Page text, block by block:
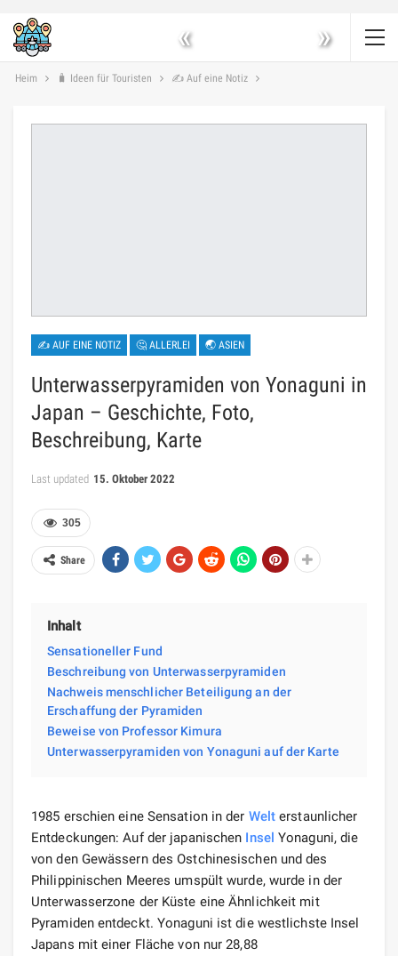
« »
Heim 🧳 Ideen für Touristen ✍ Auf eine Notiz
✍ AUF EINE NOTIZ 🤔 ALLERLEI 🌏 ASIEN
Unterwasserpyramiden von Yonaguni in
Japan – Geschichte, Foto,
Beschreibung, Karte
Last updated 15. Oktober 2022
305
Share
Inhalt
Sensationeller Fund
Beschreibung von Unterwasserpyramiden
Nachweis menschlicher Beteiligung an der
Erschaffung der Pyramiden
Beweise von Professor Kimura
Unterwasserpyramiden von Yonaguni auf der Karte
1985 erschien eine Sensation in der Welt erstaunlicher
Entdeckungen: Auf der japanischen Insel Yonaguni, die
von den Gewässern des Ostchinesischen und des
Philippinischen Meeres umspült wurde, wurde in der
Unterwasserzone der Küste eine Ähnlichkeit mit
Pyramiden entdeckt. Yonaguni ist die westlichste Insel
Japans mit einer Fläche von nur 28,88